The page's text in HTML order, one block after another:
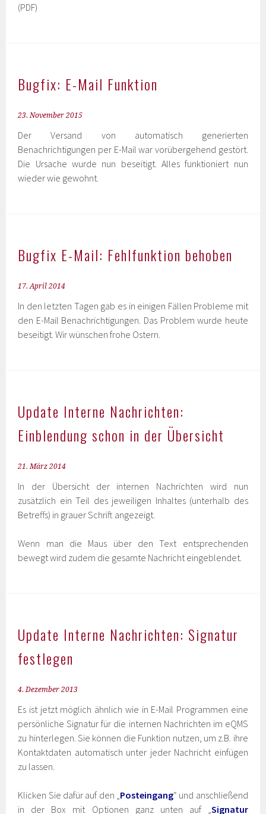
(PDF)
Bugfix: E-Mail Funktion
23. November 2015
Der Versand von automatisch generierten
Benachrichtigungen per E-Mail war vorübergehend gestört.
Die Ursache wurde nun beseitigt. Alles funktioniert nun
wieder wie gewohnt.
Bugfix E-Mail: Fehlfunktion behoben
17. April 2014
In den letzten Tagen gab es in einigen Fällen Probleme mit
den E-Mail Benachrichtigungen. Das Problem wurde heute
beseitigt. Wir wünschen frohe Ostern.
Update Interne Nachrichten:
Einblendung schon in der Übersicht
21. März 2014
In der Übersicht der internen Nachrichten wird nun
zusätzlich ein Teil des jeweiligen Inhaltes (unterhalb des
Betreffs) in grauer Schrift angezeigt.
Wenn man die Maus über den Text entsprechenden
bewegt wird zudem die gesamte Nachricht eingeblendet.
Update Interne Nachrichten: Signatur
festlegen
4. Dezember 2013
Es ist jetzt möglich ähnlich wie in E-Mail Programmen eine
persönliche Signatur für die internen Nachrichten im eQMS
zu hinterlegen. Sie können die Funktion nutzen, um z.B. ihre
Kontaktdaten automatisch unter jeder Nachricht einfügen
zu lassen.
Klicken Sie dafür auf den „Posteingang“ und anschließend
in der Box mit Optionen ganz unten auf „Signatur